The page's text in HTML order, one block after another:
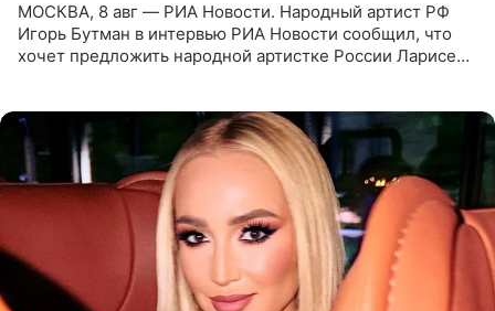
МОСКВА, 8 авг — РИА Новости. Народный артист РФ
Игорь Бутман в интервью РИА Новости сообщил, что
хочет предложить народной артистке России Ларисе